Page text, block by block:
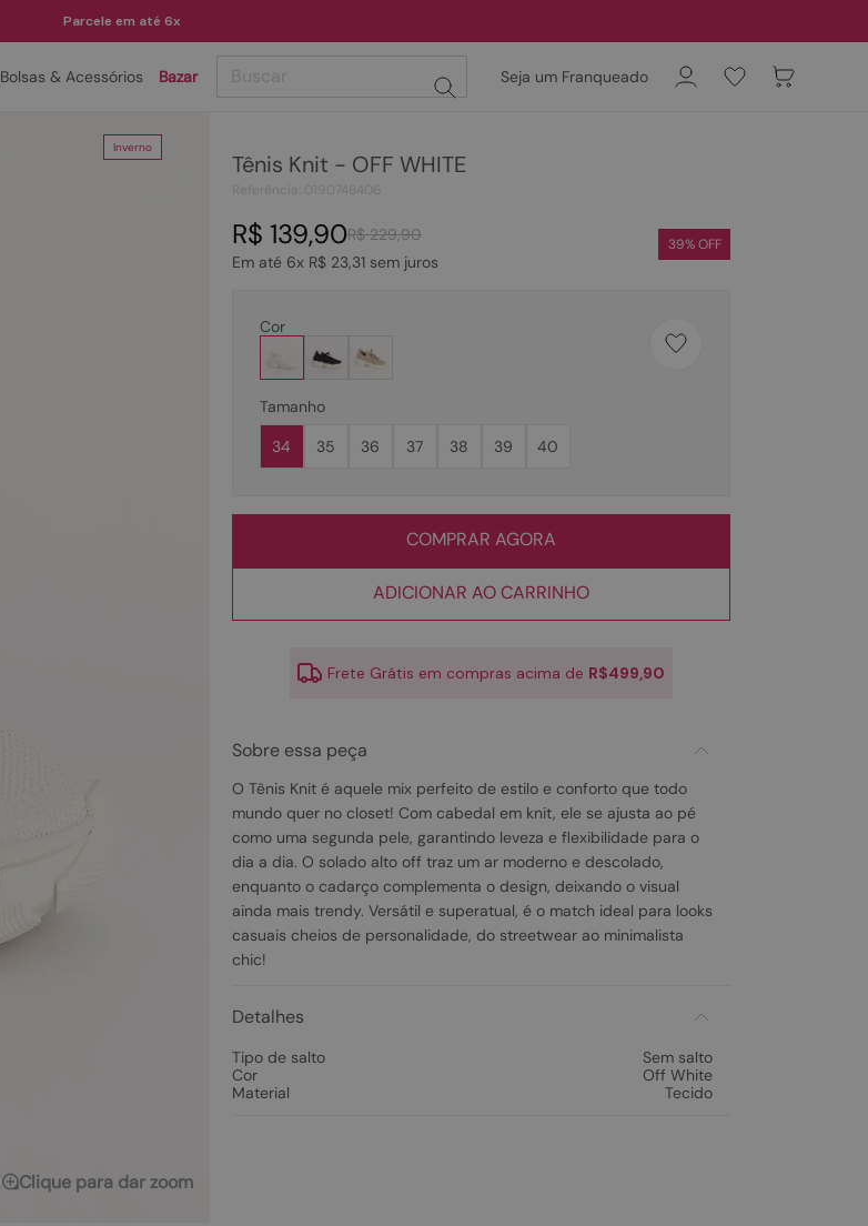
Parcele em até 6x
Bolsas & Acessórios Bazar Seja um Franqueado
Inverno
Clique para dar zoom
Tênis Knit - OFF WHITE
R$ 229,90
R$ 139,90
Em até 6x R$ 23,31sem juros
39% OFF
Cor
Tamanho
34
35 36 37 38 39 40
COMPRAR AGORA
ADICIONAR AO CARRINHO
Frete Grátis em compras acima de R$499,90
Sobre essa peça
O Tênis Knit é aquele mix perfeito de estilo e conforto que todo
mundo quer no closet! Com cabedal em knit, ele se ajusta ao pé
como uma segunda pele, garantindo leveza e flexibilidade para o
dia a dia. O solado alto off traz um ar moderno e descolado,
enquanto o cadarço complementa o design, deixando o visual
ainda mais trendy. Versátil e superatual, é o match ideal para looks
casuais cheios de personalidade, do streetwear ao minimalista
chic!
Detalhes
Tipo de salto
Sem salto
Cor
Off White
Material
Tecido
TERMOS MAIS BUSCADOS